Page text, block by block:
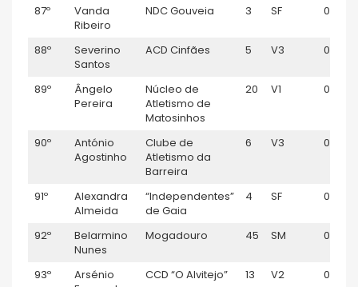
87º
Vanda
Ribeiro
NDC Gouveia 3 SF 01:12:18
88º
Severino
Santos
ACD Cinfães 5 V3 01:12:19
89º
Ângelo
Pereira
Núcleo de
Atletismo de
Matosinhos
20 V1
90º
António
Agostinho
Clube de
Atletismo da
Barreira
6 V3
91º
Alexandra
Almeida
“Independentes”
de Gaia
4 SF 01:13:14
92º
Belarmino
Nunes
Mogadouro 45 SM
93º
Arsénio
CCD “O Alvitejo” 13 V2